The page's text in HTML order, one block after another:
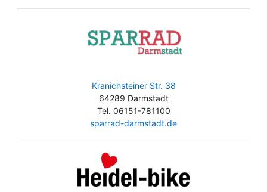
Kranichsteiner Str. 38
64289 Darmstadt
Tel. 06151-781100
sparrad-darmstadt.de